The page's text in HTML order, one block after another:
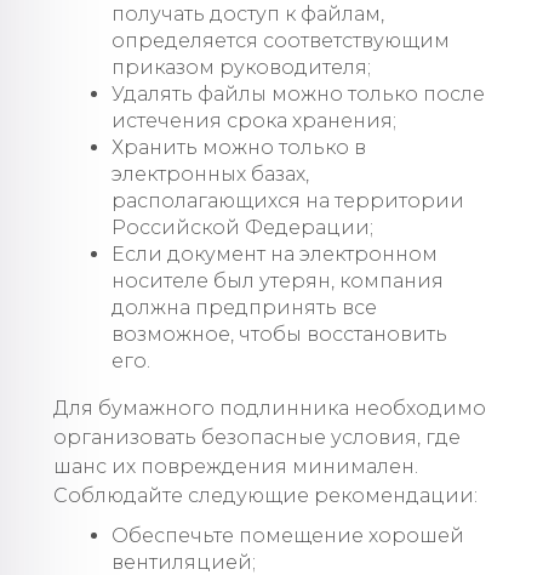
получать доступ к файлам,
определяется соответствующим
приказом руководителя;
Удалять файлы можно только после
истечения срока хранения;
Хранить можно только в
электронных базах,
располагающихся на территории
Российской Федерации;
Если документ на электронном
носителе был утерян, компания
должна предпринять все
возможное, чтобы восстановить
его.
Для бумажного подлинника необходимо
организовать безопасные условия, где
шанс их повреждения минимален.
Соблюдайте следующие рекомендации:
Обеспечьте помещение хорошей
вентиляцией;